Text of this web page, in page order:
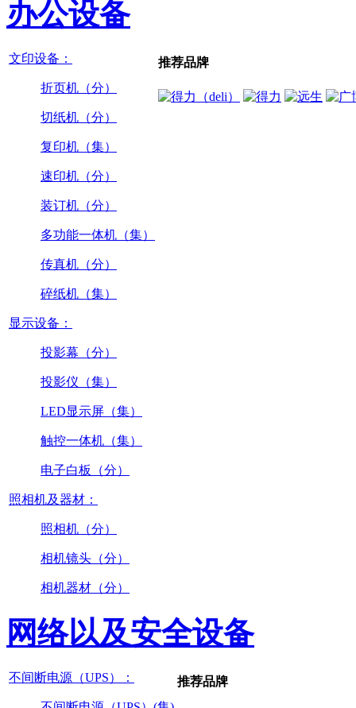
办公设备
文印设备：
折页机（分）
切纸机（分）
复印机（集）
速印机（分）
装订机（分）
多功能一体机（集）
传真机（分）
碎纸机（集）
显示设备：
投影幕（分）
投影仪（集）
LED显示屏（集）
触控一体机（集）
电子白板（分）
照相机及器材：
照相机（分）
相机镜头（分）
相机器材（分）
推荐品牌
网络以及安全设备
不间断电源（UPS）： 推荐品牌